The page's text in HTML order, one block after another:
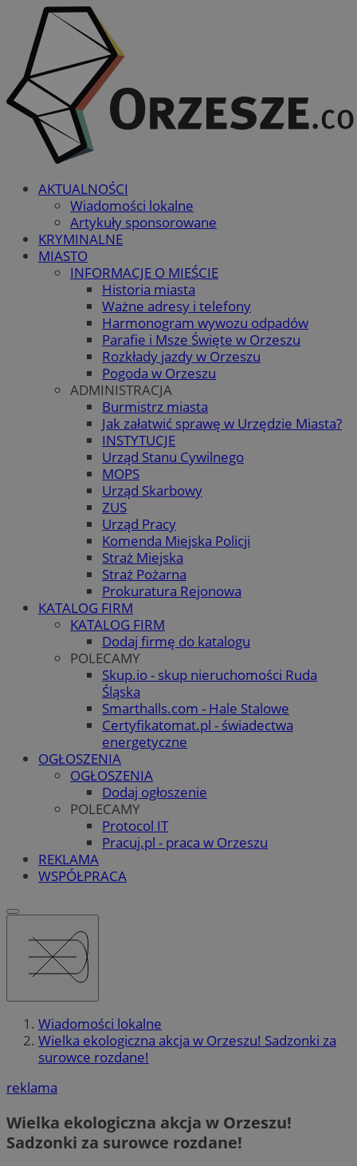
AKTUALNOŚCI
Wiadomości lokalne
Artykuły sponsorowane
KRYMINALNE
MIASTO
INFORMACJE O MIEŚCIE
Historia miasta
Ważne adresy i telefony
Harmonogram wywozu odpadów
Parafie i Msze Święte w Orzeszu
Rozkłady jazdy w Orzeszu
Pogoda w Orzeszu
ADMINISTRACJA
Burmistrz miasta
Jak załatwić sprawę w Urzędzie Miasta?
INSTYTUCJE
Urząd Stanu Cywilnego
MOPS
Urząd Skarbowy
ZUS
Urząd Pracy
Komenda Miejska Policji
Straż Miejska
Straż Pożarna
Prokuratura Rejonowa
KATALOG FIRM
KATALOG FIRM
Dodaj firmę do katalogu
POLECAMY
Skup.io - skup nieruchomości Ruda
Śląska
Smarthalls.com - Hale Stalowe
Certyfikatomat.pl - świadectwa
energetyczne
OGŁOSZENIA
OGŁOSZENIA
Dodaj ogłoszenie
POLECAMY
Protocol IT
Pracuj.pl - praca w Orzeszu
REKLAMA
WSPÓŁPRACA
Wiadomości lokalne
Wielka ekologiczna akcja w Orzeszu! Sadzonki za
surowce rozdane!
reklama
Wielka ekologiczna akcja w Orzeszu!
Sadzonki za surowce rozdane!